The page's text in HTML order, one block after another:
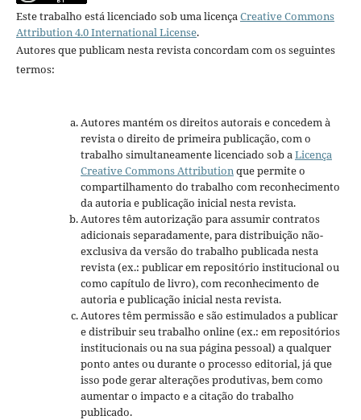
Este trabalho está licenciado sob uma licençaCreative Commons
Attribution 4.0 International License.
Autores que publicam nesta revista concordam com os seguintes
termos:
Autores mantém os direitos autorais e concedem à
revista o direito de primeira publicação, com o
trabalho simultaneamente licenciado sob aLicença
Creative Commons Attributionque permite o
compartilhamento do trabalho com reconhecimento
da autoria e publicação inicial nesta revista.
Autores têm autorização para assumir contratos
adicionais separadamente, para distribuição não-
exclusiva da versão do trabalho publicada nesta
revista (ex.: publicar em repositório institucional ou
como capítulo de livro), com reconhecimento de
autoria e publicação inicial nesta revista.
Autores têm permissão e são estimulados a publicar
e distribuir seu trabalho online (ex.: em repositórios
institucionais ou na sua página pessoal) a qualquer
ponto antes ou durante o processo editorial, já que
isso pode gerar alterações produtivas, bem como
aumentar o impacto e a citação do trabalho
publicado.